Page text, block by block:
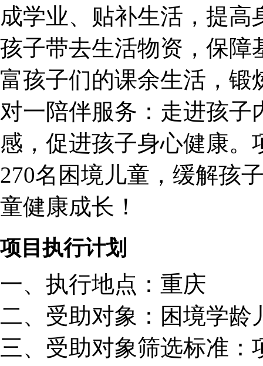
成学业、贴补生活，提
孩子带去生活物资，保障
富孩子们的课余生活，锻
对一陪伴服务：走进孩
感，促进孩子身心健康。
270名困境儿童，缓解孩
童健康成长！
项目执行计划
一、 执行地点： 重庆
二、受助对象：困境学龄
三、受助对象筛选标准：